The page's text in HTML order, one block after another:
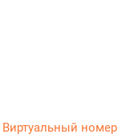
Виртуальный номер